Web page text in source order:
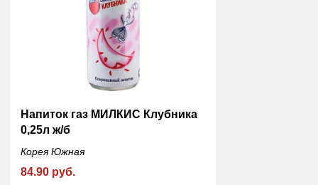
Напиток газ МИЛКИС Клубника
0,25л ж/б
Корея Южная
84.90 руб.